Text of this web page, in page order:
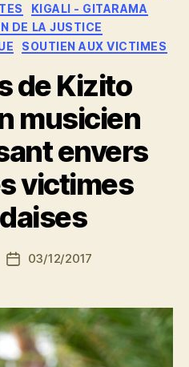
KIGALI - GITARAMA
DE LA JUSTICE
SOUTIEN AUX VICTIMES
de Kizito
musicien
envers
victimes
Date03/12/2017